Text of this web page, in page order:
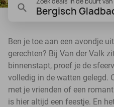
Bergisch
Ben je toe aan een avondje
gerechten? Bij Van der Valk
binnenstapt, proef je de
volledig in de watten gelegd.
met je vrienden of een
is hier altijd een feestje. En